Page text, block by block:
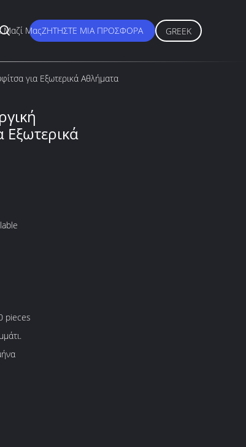
Μαζί ΜαςΖΗΤΉΣΤΕ ΜΙΑ ΠΡΟΣΦΟΡΆ GREEK
για Εξωτερικά Αθλήματα
Εξωτερικά
pieces